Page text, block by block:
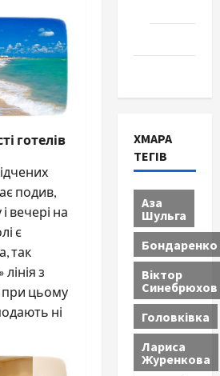
готелів
подив,
вечері на
є
так
з
при цьому
ні
ХМАРА
ТЕГІВ
Аза
Шульга
Бондаренко
Віктор
Синебрюхов
Головківка
Лариса
Журенкова